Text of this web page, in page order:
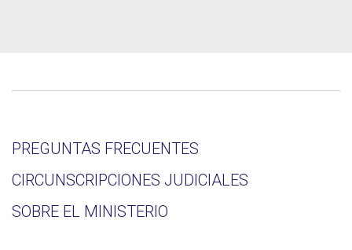
PREGUNTAS FRECUENTES
CIRCUNSCRIPCIONES JUDICIALES
SOBRE EL MINISTERIO